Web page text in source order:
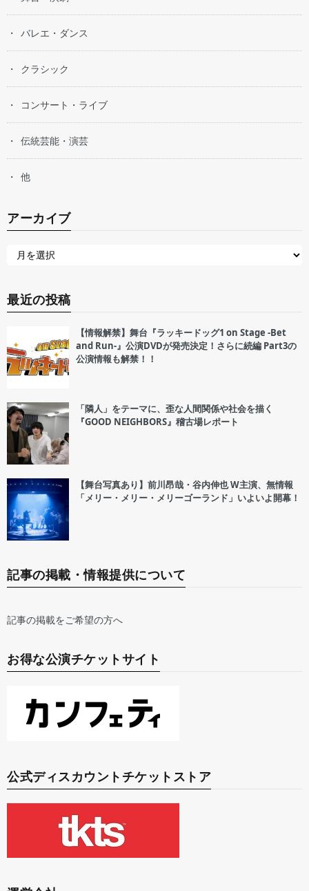
バレエ・ダンス
クラシック
コンサート・ライブ
伝統芸能・演芸
他
アーカイブ
最近の投稿
【情報解禁】舞台『ラッキードッグ1 on Stage -Bet
and Run-』公演DVDが発売決定！さらに続編 Part3の
公演情報も解禁！！
「隣人」をテーマに、歪な人間関係や社会を描く
『GOOD NEIGHBORS』稽古場レポート
【舞台写真あり】前川昂哉・谷内伸也 W主演、無情報
「メリー・メリー・メリーゴーランド」いよいよ開幕！
記事の掲載・情報提供について
記事の掲載をご希望の方へ
お得な公演チケットサイト
公式ディスカウントチケットストア